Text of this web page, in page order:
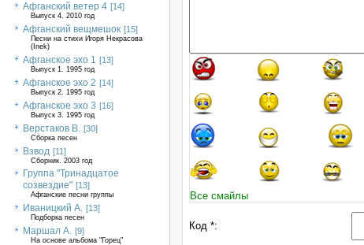
Афганский ветер 4 [14]
Выпуск 4. 2010 год
Афганский вещмешок [15]
Песни на стихи Игоря Некрасова
(Inek)
Афганское эхо 1 [13]
Выпуск 1. 1995 год
Афганское эхо 2 [14]
Выпуск 2. 1995 год
Афганское эхо 3 [16]
Выпуск 3. 1995 год
Верстаков В. [30]
Сборка песен
Взвод [11]
Сборник. 2003 год
Группа "Тринадцатое
созвездие" [13]
Афганские песни группы
Иваницкий А. [13]
Подборка песен
Маршал А. [9]
На основе альбома "Горец"
Все смайлы
Код *: